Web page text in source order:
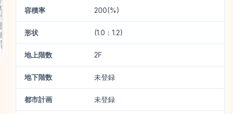
容積率 200(%)
形状 (1.0：1.2)
地上階数 2F
地下階数 未登録
都市計画 未登録